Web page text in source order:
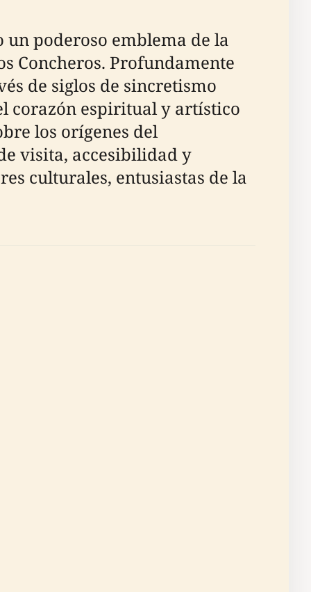
un poderoso emblema de la
Concheros. Profundamente
de siglos de sincretismo
corazón espiritual y artístico
los orígenes del
visita, accesibilidad y
culturales, entusiastas de la